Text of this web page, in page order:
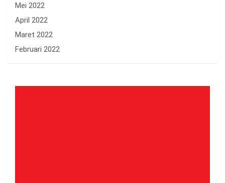
Mei 2022
April 2022
Maret 2022
Februari 2022